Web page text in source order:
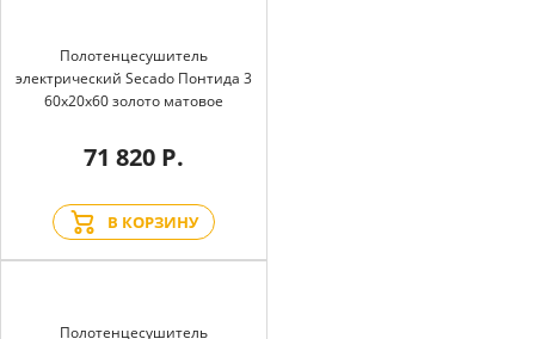
Полотенцесушитель
электрический Secado Понтида 3
60x20x60 золото матовое
71 820 Р.
В КОРЗИНУ
Полотенцесушитель